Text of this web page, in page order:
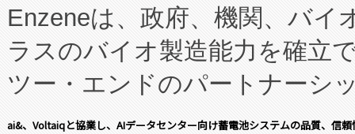
Enzeneは、政府、機関、バイ
ラスのバイオ製造能力を確立
ツー・エンドのパートナーシ
表しました。 同社の実績ある
ai&、Voltaiqと協業し、AIデータセンター向け蓄電池システムの品質、信